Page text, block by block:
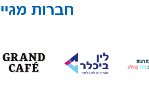
חברות